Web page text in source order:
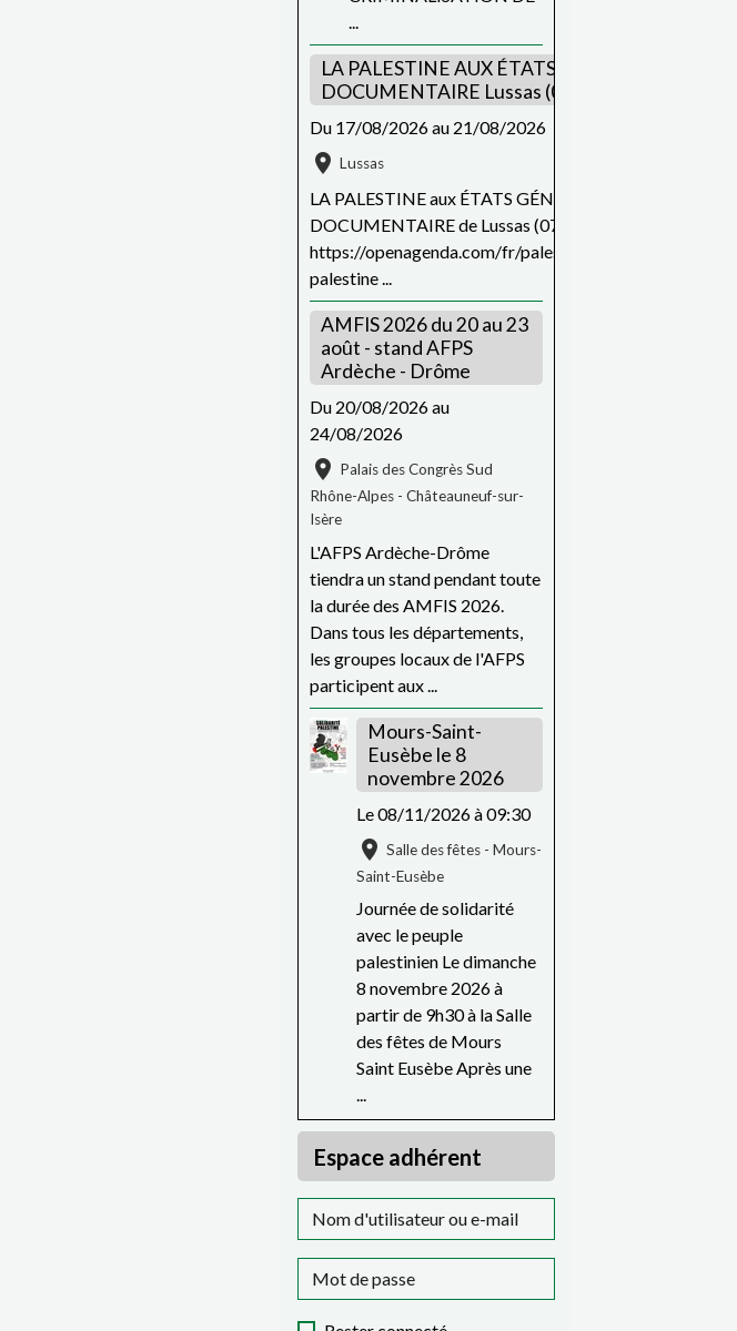
LA PALESTINE AUX ÉTATS GÉNÉRAUX DU
DOCUMENTAIRE Lussas (07)
Du 17/08/2026au 21/08/2026
Lussas
LA PALESTINE aux ÉTATS GÉNÉRAUX DU FILM
DOCUMENTAIRE de Lussas (07) du 17 au 21 août
https://openagenda.com/fr/palestine/events/
palestine ...
AMFIS 2026 du 20 au 23
août - stand AFPS
Ardèche - Drôme
Du 20/08/2026au
24/08/2026
Palais des Congrès Sud
Rhône-Alpes - Châteauneuf-sur-
Isère
L'AFPS Ardèche-Drôme
tiendra un stand pendant toute
la durée des AMFIS 2026.
Dans tous les départements,
les groupes locaux de l'AFPS
participent aux ...
Mours-Saint-
Eusèbe le 8
novembre 2026
Le 08/11/2026à 09:30
Salle des fêtes - Mours-
Saint-Eusèbe
Journée de solidarité
avec le peuple
palestinien Le dimanche
8 novembre 2026 à
partir de 9h30 à la Salle
des fêtes de Mours
Saint Eusèbe Après une
...
Espace adhérent